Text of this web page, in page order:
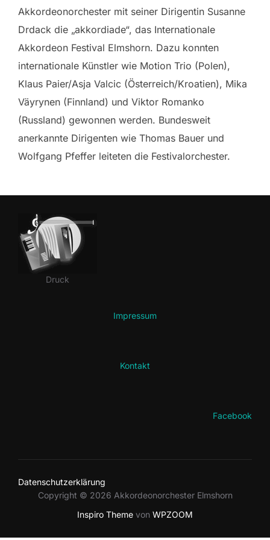
Akkordeonorchester mit seiner Dirigentin Susanne
Drdack die „akkordiade“, das Internationale
Akkordeon Festival Elmshorn. Dazu konnten
internationale Künstler wie Motion Trio (Polen),
Klaus Paier/Asja Valcic (Österreich/Kroatien), Mika
Väyrynen (Finnland) und Viktor Romanko
(Russland) gewonnen werden. Bundesweit
anerkannte Dirigenten wie Thomas Bauer und
Wolfgang Pfeffer leiteten die Festivalorchester.
Druck
Impressum
Kontakt
Facebook
Datenschutzerklärung
Copyright © 2026 Akkordeonorchester Elmshorn
Inspiro Theme von WPZOOM